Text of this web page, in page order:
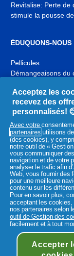
Revitalise: Perte de
stimule la pousse
ÉDUQUONS-NOUS
Pellicules
Démangeaisons du
Cuir chevelu sec
Cuir chevelu et
Maladies du cuir
Routine pour vos
Produits P&G
,
s'ouvre
un
YouTube
,
s'ouvre
dans
un
nouvel
onglet
,
s'ouvre
dans
un
nouvel
onglet
,
Déclaration
Acceptez les
recevez des
personnalisés!
Avec votre
partenaires utilisons
(des cookies), y
notre outil de «
vous communiquer
navigation et de votre
analyser le trafic afin
Web, vous fournir des
pour une meilleure
contenu sur les
Pour en savoir plus,
acceptant les
nos partenaires selon
outil de Gestion des
facilement et à tout
Accepter